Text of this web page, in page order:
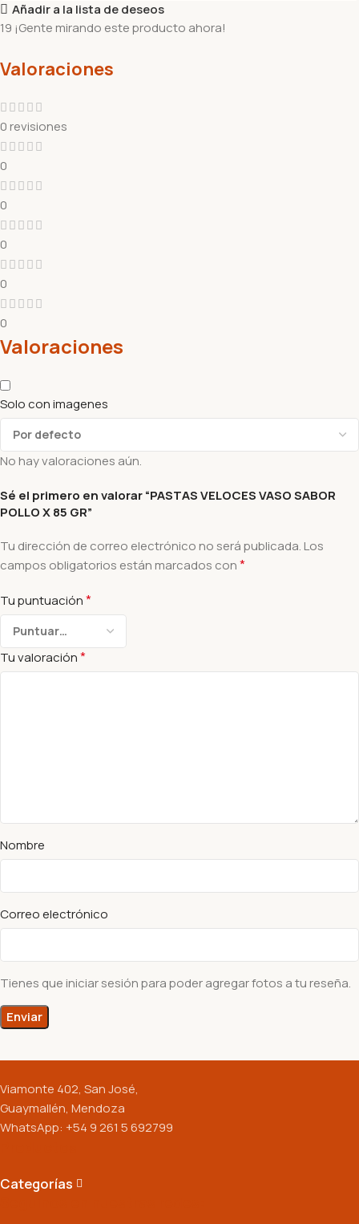
Añadir a la lista de deseos
19 ¡Gente mirando este producto ahora!
Valoraciones
0 revisiones
0
0
0
0
0
Valoraciones
Solo con imagenes
No hay valoraciones aún.
Sé el primero en valorar “PASTAS VELOCES VASO SABOR
POLLO X 85 GR”
Tu dirección de correo electrónico no será publicada. Los
campos obligatorios están marcados con*
Tu puntuación*
Tu valoración*
Nombre
Correo electrónico
Tienes que iniciar sesión para poder agregar fotos a tu reseña.
Viamonte 402, San José,
Guaymallén, Mendoza
WhatsApp: +54 9 261 5 692799
Categorías